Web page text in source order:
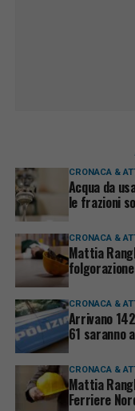
CRONACA &
Acqua da
le frazioni
CRONACA &
Mattia
CRONACA &
Arrivano
61 saranno
CRONACA &
Mattia
Ferriere